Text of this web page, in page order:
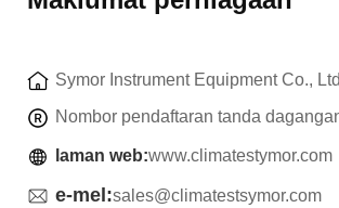
Symor Instrument Equipment Co., Ltd
Nombor pendaftaran tanda
laman web:www.climatestymor.com
e-mel:sales@climatestsymor.com